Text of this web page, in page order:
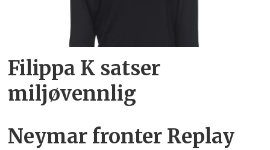
Filippa K satser
miljøvennlig
Neymar fronter Replay